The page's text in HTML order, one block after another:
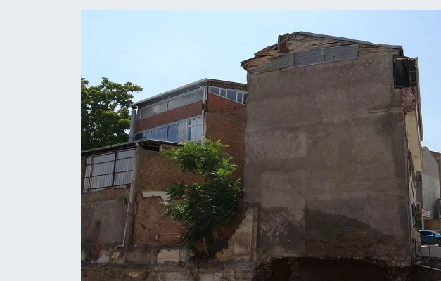
Teknoloji
Yazarlar